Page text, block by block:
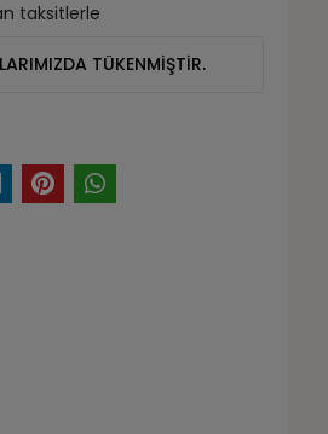
taksitlerle
TÜKENMİŞTİR.